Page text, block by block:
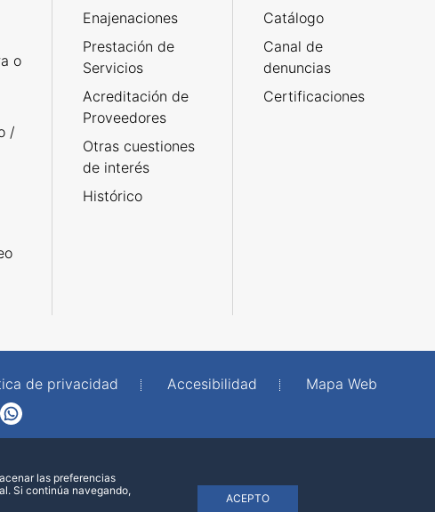
o
/
Enajenaciones
Prestación de
Servicios
Acreditación de
Proveedores
Otras cuestiones
de interés
Histórico
Catálogo
Canal de
denuncias
Certificaciones
de privacidad Accesibilidad
Mapa Web
las preferencias
Si continúa navegando,
ACEPTO